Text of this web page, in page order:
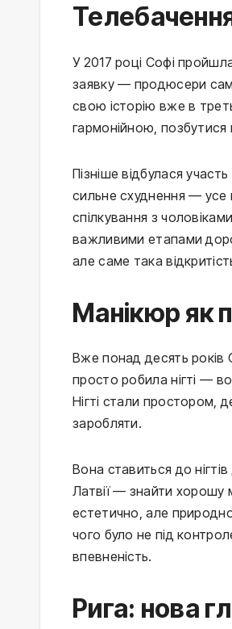
У 2017 році Софі
заявку — продюсери
свою історію вже в
гармонійною, позбутися
Пізніше відбулася
сильне схуднення — усе
спілкування з
важливими етапами
але саме така
Манікюр як
Вже понад десять років
просто робила нігті —
Нігті стали простором,
заробляти.
Вона ставиться до
Латвії — знайти хорошу
естетично, але
чого було не під
впевненість.
Рига: нова